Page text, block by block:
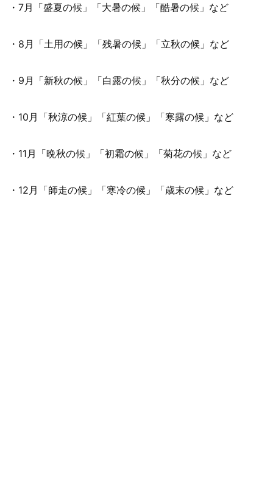
・7月「盛夏の候」「大暑の候」「酷暑の候」など
・8月「土用の候」「残暑の候」「立秋の候」など
・9月「新秋の候」「白露の候」「秋分の候」など
・10月「秋涼の候」「紅葉の候」「寒露の候」など
・11月「晩秋の候」「初霜の候」「菊花の候」など
・12月「師走の候」「寒冷の候」「歳末の候」など